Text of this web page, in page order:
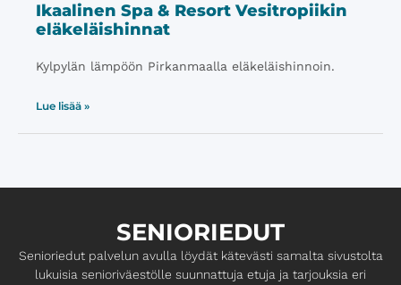
Ikaalinen Spa & Resort Vesitropiikin
eläkeläishinnat
Kylpylän lämpöön Pirkanmaalla eläkeläishinnoin.
Lue lisää »
SENIORIEDUT
Senioriedut palvelun avulla löydät kätevästi samalta ​sivustolta
lukuisia senioriväestölle suunnattuja etuja ja ​tarjouksia eri